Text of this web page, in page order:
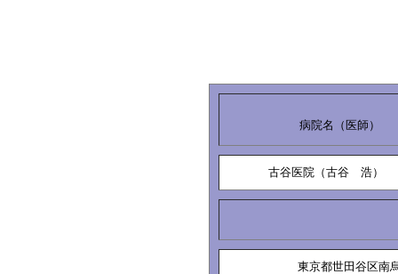
病院名（医師）
古谷医院（古谷 浩）
東京都世田谷区南